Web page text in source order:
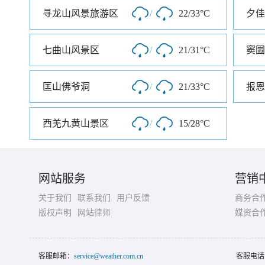
寻龙山风景旅游区 / 22/33°C 夕
七曲山风景区 / 21/31°C 窦
匡山佛爷洞 / 21/33°C 报
西羌九黄山景区 / 15/28°C
网站服务
关于我们 联系我们
用户反馈
版权声明
网站律师
营销
商务合
媒资合
客服邮箱： service@weather.com.cn 客服电